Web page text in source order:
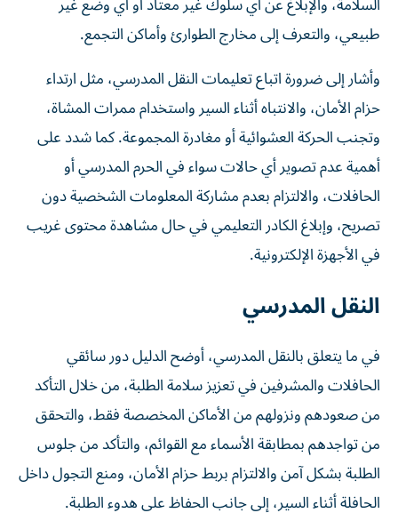
طبيعي، والتعرف إلى مخارج الطوارئ وأماكن التجمع.
وأشار إلى ضرورة اتباع تعليمات النقل المدرسي، مثل ارتداء
حزام الأمان، والانتباه أثناء السير واستخدام ممرات المشاة،
وتجنب الحركة العشوائية أو مغادرة المجموعة. كما شدد على
أهمية عدم تصوير أي حالات سواء في الحرم المدرسي أو
الحافلات، والالتزام بعدم مشاركة المعلومات الشخصية دون
تصريح، وإبلاغ الكادر التعليمي في حال مشاهدة محتوى غريب
في الأجهزة الإلكترونية.
النقل المدرسي
في ما يتعلق بالنقل المدرسي، أوضح الدليل دور سائقي
الحافلات والمشرفين في تعزيز سلامة الطلبة، من خلال التأكد
من صعودهم ونزولهم من الأماكن المخصصة فقط، والتحقق
من تواجدهم بمطابقة الأسماء مع القوائم، والتأكد من جلوس
الطلبة بشكل آمن والالتزام بربط حزام الأمان، ومنع التجول داخل
الحافلة أثناء السير، إلى جانب الحفاظ على هدوء الطلبة.